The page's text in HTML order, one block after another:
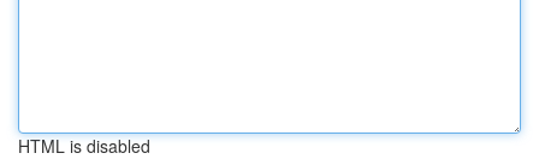
HTML is disabled